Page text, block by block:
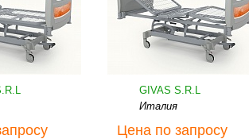
GIVAS S.R.L
Италия
Цена по запросу